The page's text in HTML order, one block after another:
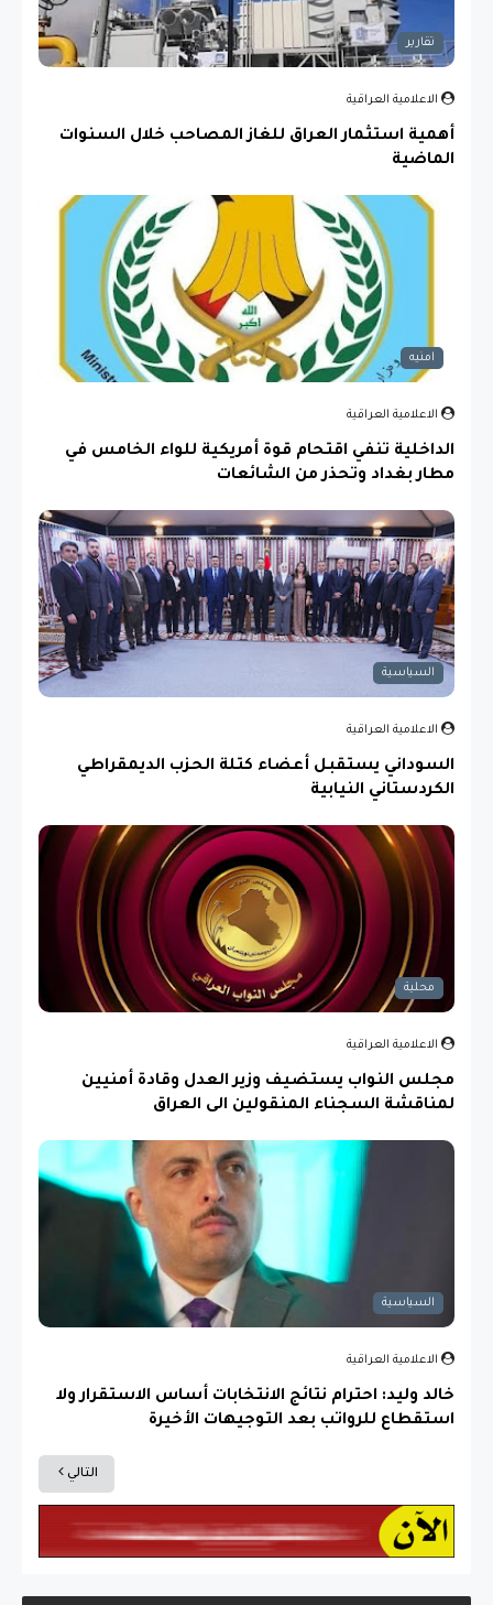
تقارير
الاعلامية العراقية
أهمية استثمار العراق للغاز المصاحب خلال السنوات
الماضية
امنيه
الاعلامية العراقية
الداخلية تنفي اقتحام قوة أمريكية للواء الخامس في
مطار بغداد وتحذر من الشائعات
السياسية
الاعلامية العراقية
السوداني يستقبل أعضاء كتلة الحزب الديمقراطي
الكردستاني النيابية
محلية
الاعلامية العراقية
مجلس النواب يستضيف وزير العدل وقادة أمنيين
لمناقشة السجناء المنقولين الى العراق
السياسية
الاعلامية العراقية
خالد وليد: احترام نتائج الانتخابات أساس الاستقرار ولا
استقطاع للرواتب بعد التوجيهات الأخيرة
التالي